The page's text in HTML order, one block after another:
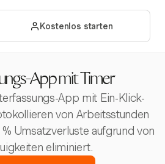
Kostenlos starten
App mit Timer
App mit Ein-Klick-
von Arbeitsstunden
Umsatzverluste aufgrund von
eliminiert.